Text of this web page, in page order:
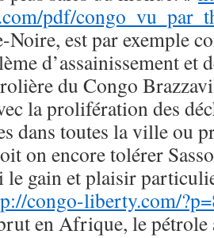
pdf/
Noire, est par exemple
d’assainissement et
du Congo
la prolifération des
dans toutes la ville ou
on encore tolérer
le gain et plaisir
congo-liberty.com/
en Afrique, le pétrole